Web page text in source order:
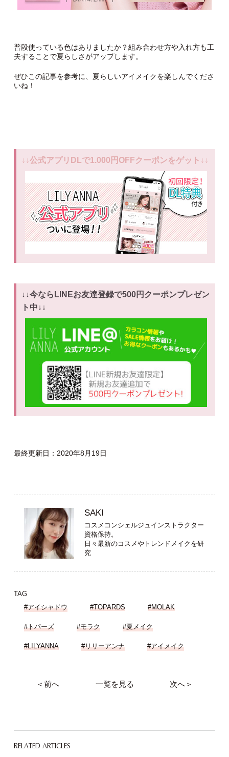
普段使っている色はありましたか？組み合わせ方や入れ方も工
夫することで夏らしさがアップします。
ぜひこの記事を参考に、夏らしいアイメイクを楽しんでくださ
いね！
↓↓公式アプリDLで1.000円OFFクーポンをゲット↓↓
↓↓今ならLINEお友達登録で500円クーポンプレゼン
ト中↓↓
最終更新日：2020年8月19日
SAKI
コスメコンシェルジュインストラクター
資格保持。
日々最新のコスメやトレンドメイクを研
究
TAG
#アイシャドウ
#TOPARDS #MOLAK
#トパーズ #モラク #夏メイク
#LILYANNA #リリーアンナ #アイメイク
＜前へ 一覧を見る 次へ＞
RELATED ARTICLES